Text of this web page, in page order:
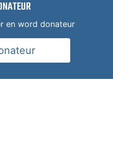
en word donateur